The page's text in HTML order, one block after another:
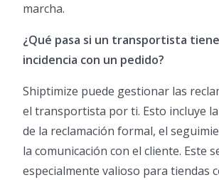
marcha.
¿Qué pasa si un transportista
incidencia con un pedido?
Shiptimize puede gestionar las
el transportista por ti. Esto incluye
de la reclamación formal, el
la comunicación con el cliente. Este
especialmente valioso para tiendas